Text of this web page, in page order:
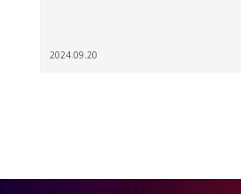
2024.09.20